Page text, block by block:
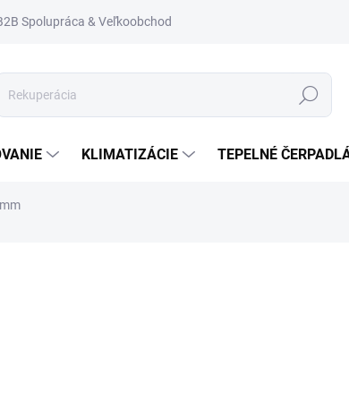
Spolupráca & Veľkoobchod
Hľadať
KLIMATIZÁCIE TEPELNÉ